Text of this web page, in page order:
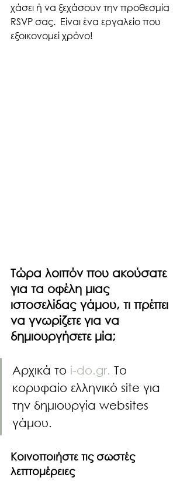
χάσει ή να ξεχάσουν την προθεσμία
RSVP σας.  Είναι ένα εργαλείο που
εξοικονομεί χρόνο!
Τώρα λοιπόν που ακούσατε
για τα οφέλη μιας
ιστοσελίδας γάμου, τι πρέπει
να γνωρίζετε για να
δημιουργήσετε μία;
Αρχικά το i-do.gr. To
κορυφαίο ελληνικό site για
την δημιουργία websites
γάμου.
Κοινοποιήστε τις σωστές
λεπτομέρειες